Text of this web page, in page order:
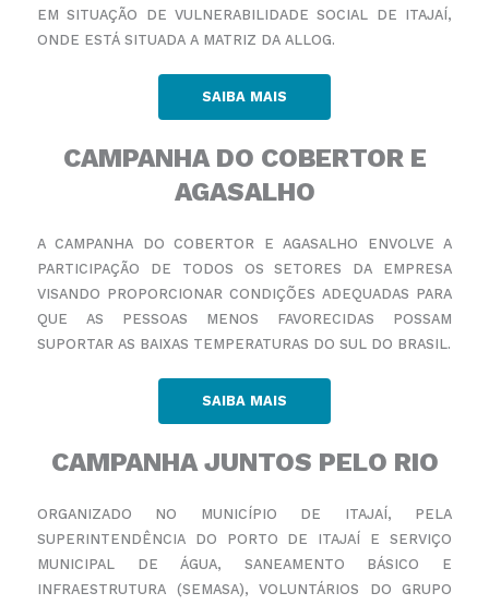
EM SITUAÇÃO DE VULNERABILIDADE SOCIAL DE ITAJAÍ,
ONDE ESTÁ SITUADA A MATRIZ DA ALLOG.
SAIBA MAIS
CAMPANHA DO COBERTOR E
AGASALHO
A CAMPANHA DO COBERTOR E AGASALHO ENVOLVE A
PARTICIPAÇÃO DE TODOS OS SETORES DA EMPRESA
VISANDO PROPORCIONAR CONDIÇÕES ADEQUADAS PARA
QUE AS PESSOAS MENOS FAVORECIDAS POSSAM
SUPORTAR AS BAIXAS TEMPERATURAS DO SUL DO BRASIL.
SAIBA MAIS
CAMPANHA JUNTOS PELO RIO
ORGANIZADO NO MUNICÍPIO DE ITAJAÍ, PELA
SUPERINTENDÊNCIA DO PORTO DE ITAJAÍ E SERVIÇO
MUNICIPAL DE ÁGUA, SANEAMENTO BÁSICO E
INFRAESTRUTURA (SEMASA), VOLUNTÁRIOS DO GRUPO